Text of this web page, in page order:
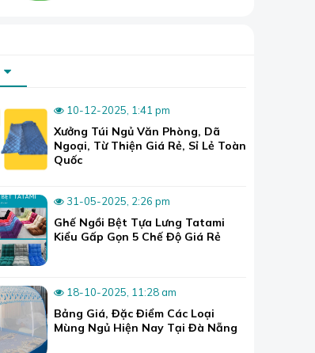
10-12-2025, 1:41 pm
Xưởng Túi Ngủ Văn Phòng, Dã
Ngoại, Từ Thiện Giá Rẻ, Sỉ Lẻ Toàn
Quốc
31-05-2025, 2:26 pm
Ghế Ngồi Bệt Tựa Lưng Tatami
Kiểu Gấp Gọn 5 Chế Độ Giá Rẻ
18-10-2025, 11:28 am
Bảng Giá, Đặc Điểm Các Loại
Mùng Ngủ Hiện Nay Tại Đà Nẵng